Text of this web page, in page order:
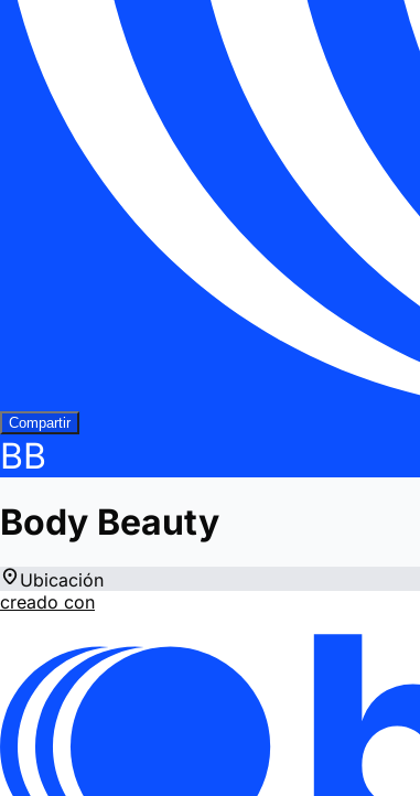
Compartir
BB
Body Beauty
Ubicación
creado con